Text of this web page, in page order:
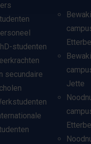
studenten
secundaire
Jette